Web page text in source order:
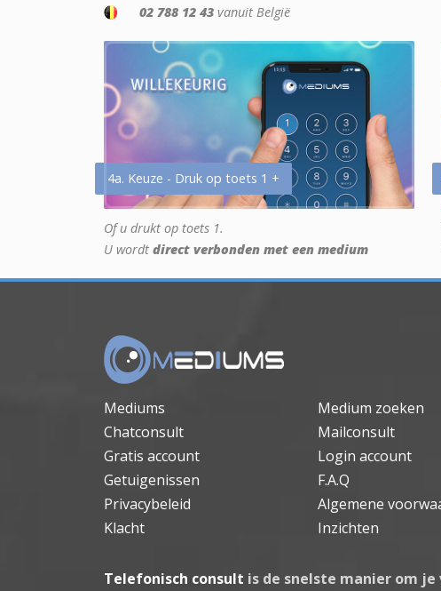
02 788 12 43 vanuit België
4a. Keuze - Druk op toets 1 +
Of u drukt op toets 1.
U wordt direct verbonden met een medium
Mediums Medium zoeken
Chatconsult
Mailconsult
Gratis account
Login account
Getuigenissen
F.A.Q
Privacybeleid
Algemene
Klacht
Inzichten
Telefonisch consult is de snelste manier om